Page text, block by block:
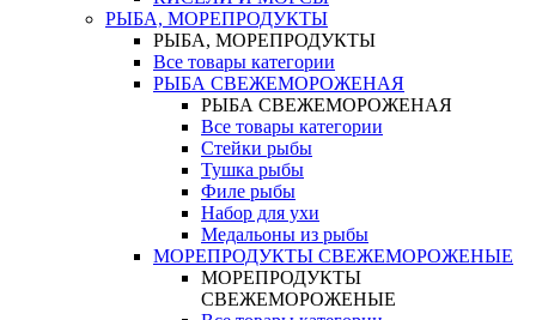
РЫБА, МОРЕПРОДУКТЫ
РЫБА, МОРЕПРОДУКТЫ
Все товары категории
РЫБА СВЕЖЕМОРОЖЕНАЯ
РЫБА СВЕЖЕМОРОЖЕНАЯ
Все товары категории
Стейки рыбы
Тушка рыбы
Филе рыбы
Набор для ухи
Медальоны из рыбы
МОРЕПРОДУКТЫ СВЕЖЕМОРОЖЕНЫЕ
МОРЕПРОДУКТЫ
СВЕЖЕМОРОЖЕНЫЕ